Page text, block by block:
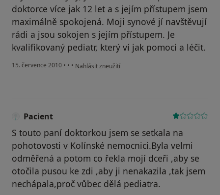
doktorce více jak 12 let a s jejím přístupem jsem
maximálně spokojená. Moji synové jí navštěvují
rádi a jsou sokojen s jejím přístupem. Je
kvalifikovaný pediatr, který ví jak pomoci a léčit.
15. července 2010 • • • podle názoru uživatele Váš účet byl odstraněn
Nahlásit zneužití
Pacient
S touto paní doktorkou jsem se setkala na
pohotovosti v Kolínské nemocnici.Byla velmi
odměřená a potom co řekla mojí dceři ,aby se
otočila pusou ke zdi ,aby ji nenakazila ,tak jsem
nechápala,proč vůbec dělá pediatra.